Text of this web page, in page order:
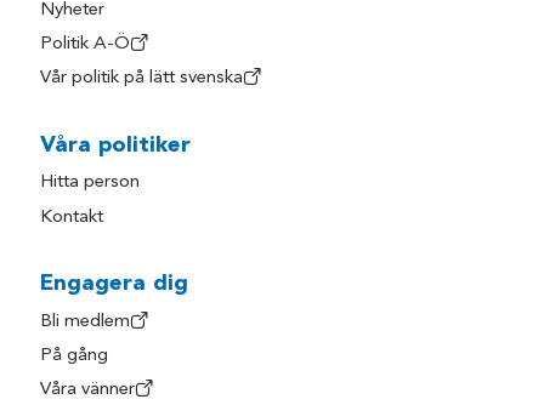
Nyheter
Politik A-Ö
Vår politik på lätt svenska
Våra politiker
Hitta person
Kontakt
Engagera dig
Bli medlem
På gång
Våra vänner